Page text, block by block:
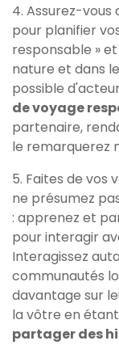
4. Assurez-vous
pour planifier
responsable »
nature et dans
possible
de voyage
partenaire,
le remarquerez
5. Faites de vos
ne présumez
: apprenez et
pour interagir
Interagissez
communautés
davantage sur
la vôtre en
partager des